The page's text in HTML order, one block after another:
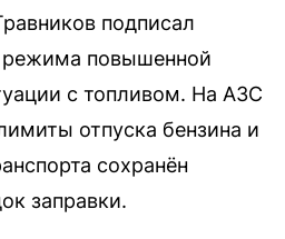
подписал
режима повышенной
с топливом. На АЗС
отпуска бензина и
сохранён
заправки.